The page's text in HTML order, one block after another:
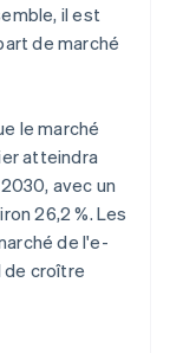
il est
de marché
le marché
atteindra
avec un
26,2 %. Les
de l'e-
croître